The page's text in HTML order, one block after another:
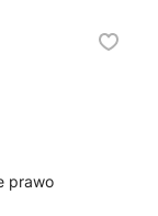
prawo